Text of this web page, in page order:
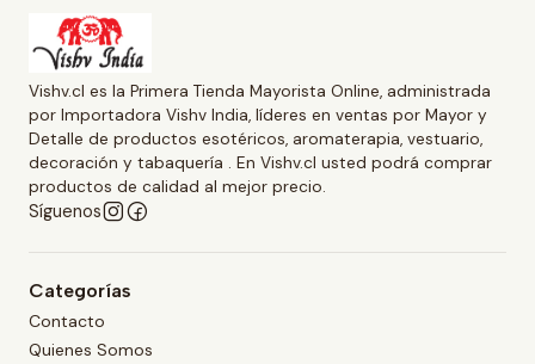
Vishv.cl es la Primera Tienda Mayorista Online, administrada
por Importadora Vishv India, líderes en ventas por Mayor y
Detalle de productos esotéricos, aromaterapia, vestuario,
decoración y tabaquería . En Vishv.cl usted podrá comprar
productos de calidad al mejor precio.
Síguenos
Categorías
Contacto
Quienes Somos